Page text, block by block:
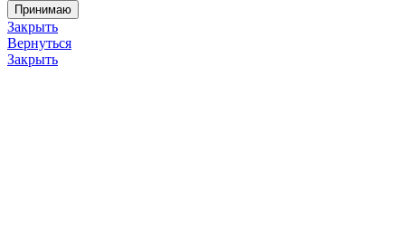
Принимаю
Закрыть
Вернуться
Закрыть